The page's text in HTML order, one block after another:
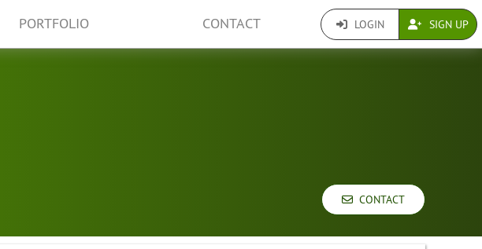
PORTFOLIO CONTACT LOGIN SIGN UP
CONTACT